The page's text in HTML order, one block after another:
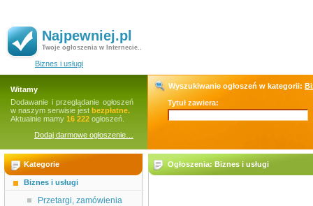
Najpewniej.pl
Twoje ogłoszenia w Internecie..
Biznes i usługi
Witamy
Dodawanie i przeglądanie ogłoszeń
w naszym serwisie jest bezpłatne.
Aktualnie mamy 16 222 ogłoszeń.
Dodaj darmowe ogłoszenie…
Wyszukiwanie ogłoszeń w kategorii:
Tytuł zawiera:
Kategorie
Biznes i usługi
Przetargi, zamówienia
Ogłoszenia: Biznes i usługi